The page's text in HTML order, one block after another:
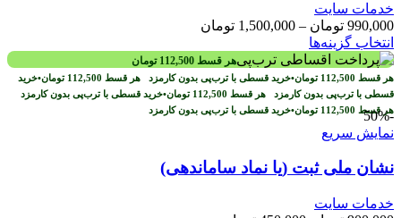
خدمات سایت
990,000 تومان –
1,500,000 تومان
990,000 تومان
تا
1,500,000 تومان
انتخاب گزینه‌ها
محصول
دارای
انواع
مختلفی
گزینه
ها
است
هر قسط 112,500 تومان
هر قسط 112,500 تومان•خرید قسطی با ترب‌پی بدون کارمزد هر قسط 112,500 تومان•خرید
قسطی با ترب‌پی بدون کارمزد هر قسط 112,500 تومان•خرید قسطی با ترب‌پی بدون کارمزد
هر قسط 112,500 تومان•خرید قسطی با ترب‌پی بدون کارمزد
-50%
نمایش سریع
نشان ملی ثبت (یا نماد ساماندهی)
خدمات سایت